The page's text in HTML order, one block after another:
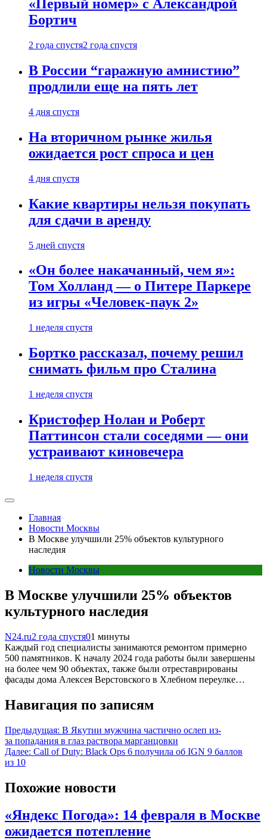
«Первый номер» с Александрой
Бортич
2 года спустя2 года спустя
В России “гаражную амнистию”
продлили еще на пять лет
4 дня спустя
На вторичном рынке жилья
ожидается рост спроса и цен
4 дня спустя
Какие квартиры нельзя покупать
для сдачи в аренду
5 дней спустя
«Он более накачанный, чем я»:
Том Холланд — о Питере Паркере
из игры «Человек-паук 2»
1 неделя спустя
Бортко рассказал, почему решил
снимать фильм про Сталина
1 неделя спустя
Кристофер Нолан и Роберт
Паттинсон стали соседями — они
устраивают киновечера
1 неделя спустя
Главная
Новости Москвы
В Москве улучшили 25% объектов культурного
наследия
Новости Москвы
В Москве улучшили 25% объектов
культурного наследия
N24.ru2 года спустя01 минуты
Каждый год специалисты занимаются ремонтом примерно
500 памятников. К началу 2024 года работы были завершены
на более чем 90 объектах, также были отреставрированы
фасады дома Алексея Верстовского в Хлебном переулке…
Навигация по записям
Предыдущая: В Якутии мужчина частично ослеп из-
за попадания в глаз раствора марганцовки
Далее: Call of Duty: Black Ops 6 получила об IGN 9 баллов
из 10
Похожие новости
«Яндекс Погода»: 14 февраля в Москве
ожидается потепление